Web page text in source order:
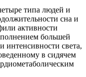
типа людей и
сна и
активности
большей
интенсивности света,
в сидячем